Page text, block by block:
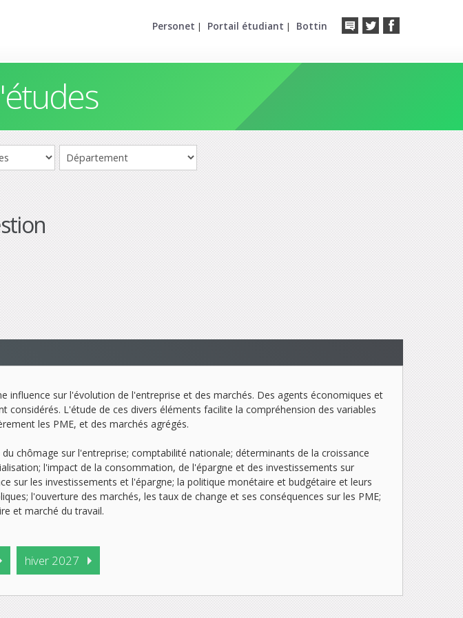
Personet | Portail étudiant | Bottin
sur l'évolution de l'entreprise et des marchés. Des agents économiques et
L'étude de ces divers éléments facilite la compréhension des variables
les PME, et des marchés agrégés.
chômage sur l'entreprise; comptabilité nationale; déterminants de la croissance
l'impact de la consommation, de l'épargne et des investissements sur
sur les investissements et l'épargne; la politique monétaire et budgétaire et leurs
l'ouverture des marchés, les taux de change et ses conséquences sur les PME;
et marché du travail.
hiver 2027